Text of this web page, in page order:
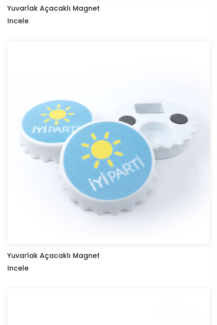
Yuvarlak Açacaklı Magnet
Incele
Yuvarlak Açacaklı Magnet
Incele